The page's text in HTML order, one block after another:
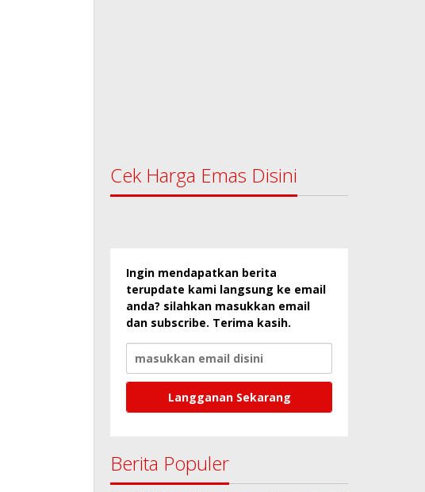
Cek Harga Emas Disini
Ingin mendapatkan berita
terupdate kami langsung ke email
anda? silahkan masukkan email
dan subscribe. Terima kasih.
Berita Populer